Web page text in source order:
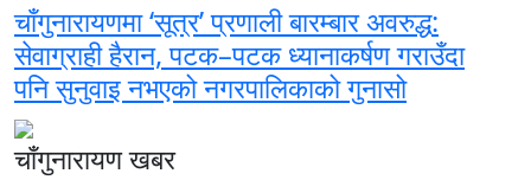
चाँगुनारायणमा ‘सूत्र’ प्रणाली बारम्बार अवरुद्ध:
सेवाग्राही हैरान, पटक–पटक ध्यानाकर्षण गराउँदा
पनि सुनुवाइ नभएको नगरपालिकाको गुनासो
चाँगुनारायण खबर